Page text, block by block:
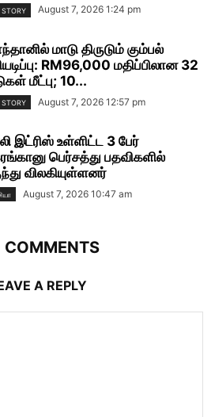
August 7, 2026 1:24 pm
மாடு திருடும் கும்பல்
RM96,000 மதிப்பிலான 32
மீட்பு; 10...
August 7, 2026 12:57 pm
இட்ரிஸ் உள்ளிட்ட 3 பேர்
பெர்சத்து பதவிகளில்
விலகியுள்ளனர்
August 7, 2026 10:47 am
COMMENTS
A REPLY